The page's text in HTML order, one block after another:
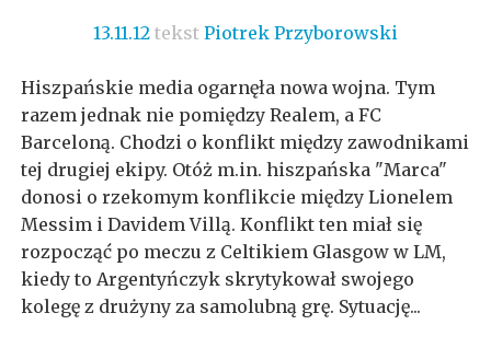
13.11.12 tekst Piotrek Przyborowski
Hiszpańskie media ogarnęła nowa wojna. Tym
razem jednak nie pomiędzy Realem, a FC
Barceloną. Chodzi o konflikt między zawodnikami
tej drugiej ekipy. Otóż m.in. hiszpańska "Marca"
donosi o rzekomym konflikcie między Lionelem
Messim i Davidem Villą. Konflikt ten miał się
rozpocząć po meczu z Celtikiem Glasgow w LM,
kiedy to Argentyńczyk skrytykował swojego
kolegę z drużyny za samolubną grę. Sytuację...